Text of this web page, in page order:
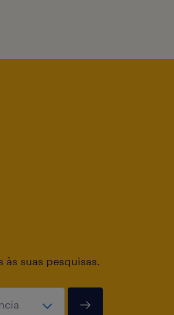
suas pesquisas.